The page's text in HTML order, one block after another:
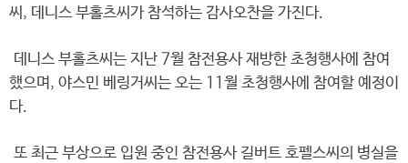
씨, 데니스 부홀츠씨가 참석하는 감사오찬을 가진다.
데니스 부홀츠씨는 지난 7월 참전용사 재방한 초청행사에 참여
했으며, 야스민 베링거씨는 오는 11월 초청행사에 참여할 예정이
다.
또 최근 부상으로 입원 중인 참전용사 길버트 호펠스씨의 병실을